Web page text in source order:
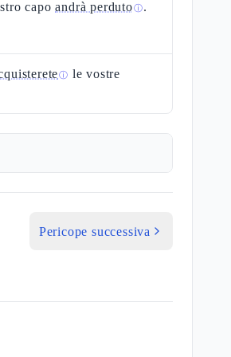
capoandrà perdutoⓘ.
ⓘ le vostre
Pericope successiva